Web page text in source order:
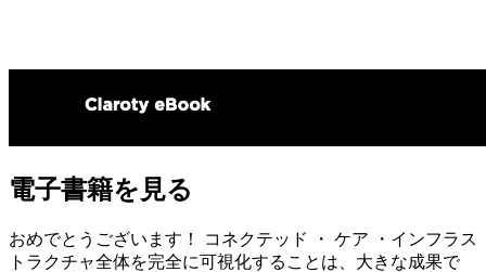
電子書籍を見る
おめでとうございます！ コネクテッド ・ ケア ・インフラス
トラクチャ全体を完全に可視化することは、大きな成果で